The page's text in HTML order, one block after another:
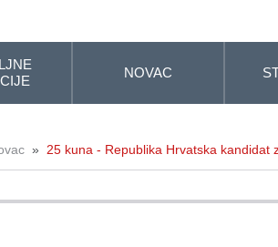
NOVAC
» 25 kuna - Republika Hrvatska kandidat